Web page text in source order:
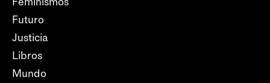
Futuro
Justicia
Libros
Mundo